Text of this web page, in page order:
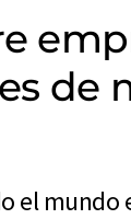
de
el mundo